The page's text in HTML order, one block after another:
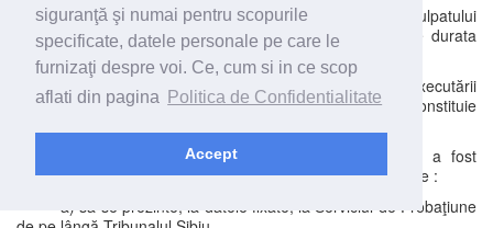
siguranţă şi numai pentru scopurile
specificate, datele personale pe care le
furnizaţi despre voi. Ce, cum si in ce scop
aflati din pagina
Politica de Confidentialitate
Accept
Conform art.71 alin.2 C.pen. au fost interzise inculpatului
exerciţiul drepturilor prev. de art.64 lit.a şi b C.pen. pe durata
executării pedepsei închisorii.
În baza art.861 C.pen. s-a dispus suspendarea executării
pedepsei sub supraveghere pe o durată de 5 ani care constituie
Pe durata termenului de încercare condamnatul a fost
obligat să se supusă următoarelor măsuri de supraveghere :
a) să se prezinte, la datele fixate, la Serviciul de Probaţiune